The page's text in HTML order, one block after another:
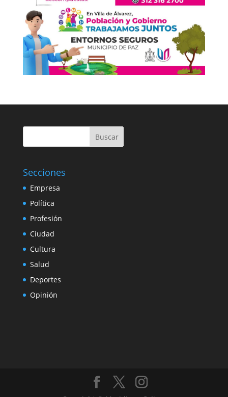
Buscar
Secciones
Empresa
Política
Profesión
Ciudad
Cultura
Salud
Deportes
Opinión